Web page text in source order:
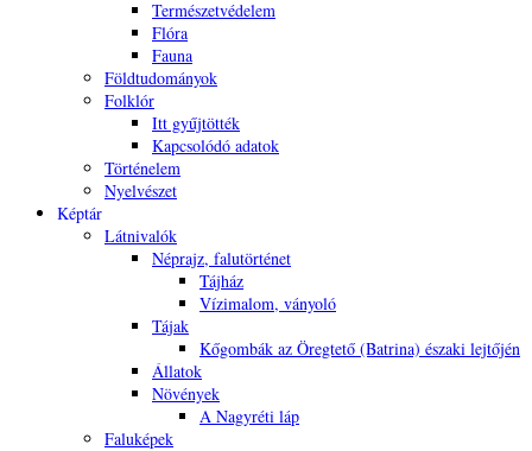
Természetvédelem
Flóra
Fauna
Földtudományok
Folklór
Itt gyűjtötték
Kapcsolódó adatok
Történelem
Nyelvészet
Képtár
Látnivalók
Néprajz, falutörténet
Tájház
Vízimalom, ványoló
Tájak
Kőgombák az Öregtető (Batrina) északi lejtőjén
Állatok
Növények
A Nagyréti láp
Faluképek